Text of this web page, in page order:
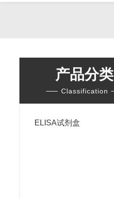
产品分类
Classification
ELISA试剂盒